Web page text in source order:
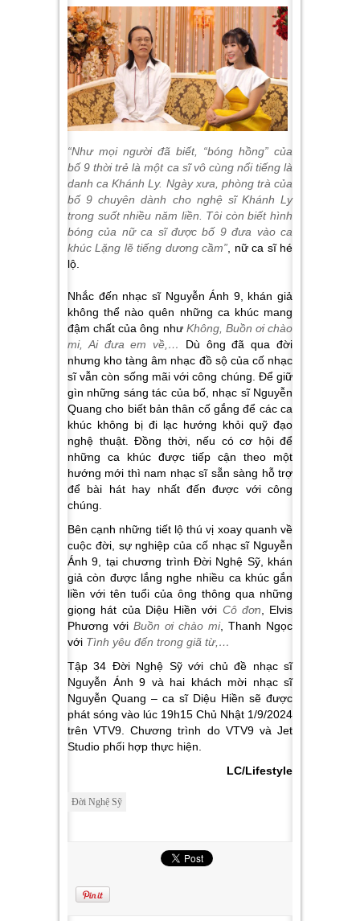
“Như mọi người đã biết, “bóng hồng” của
bố9thời trẻ là một ca sĩ vô cùng nổi tiếng là
danh ca Khánh Ly. Ngày xưa, phòng trà của
bố9chuyên dành cho nghệ sĩ Khánh Ly
trong suốt nhiều năm liền. Tôi còn biết hình
bóng của nữ ca sĩ được bố 9đưa vào ca
khúc Lặng lẽ tiếng dương cầm” , nữ ca sĩ hé
lộ.
Nhắc đến nhạc sĩ Nguyễn Ánh 9, khán giả
không thể nào quên những ca khúc mang
đậm chất của ông như Không, Buồn ơi chào
mi, Ai đưa em về,…
Dù ông đã qua đời
nhưng kho tàng âm nhạc đồ sộ của cố nhạc
sĩ vẫn còn sống mãi với công chúng. Để giữ
gìn những sáng tác của bố, nhạc sĩ Nguyễn
Quang cho biết bản thân cố gắng để các ca
khúc không bị đi lạc hướng khỏi quỹ đạo
nghệ thuật. Đồng thời, nếu có cơ hội để
những ca khúc được tiếp cận theo một
hướng mới thì nam nhạc sĩ sẵn sàng hỗ trợ
để bài hát hay nhất đến được với công
chúng.
Bên cạnh những tiết lộ thú vị xoay quanh về
cuộc đời, sự nghiệp của cố nhạc sĩ Nguyễn
Ánh 9, tại chương trình Đời Nghệ Sỹ, khán
giả còn được lắng nghe nhiều ca khúc gắn
liền với tên tuổi của ông thông qua những
giọng hát của Diệu Hiền với Cô đơn , Elvis
Phương với Buồn ơi chào mi, Thanh Ngọc
với Tình yêu đến trong giã từ,…
Tập 34 Đời Nghệ Sỹ với chủ đề nhạc sĩ
Nguyễn Ánh 9 và hai khách mời nhạc sĩ
Nguyễn Quang – ca sĩ Diệu Hiền sẽ được
phát sóng vào lúc 19h15 Chủ Nhật 1/9/2024
trên VTV9. Chương trình do VTV9 và Jet
Studio phối hợp thực hiện.
LC/Lifestyle
Đời Nghệ Sỹ